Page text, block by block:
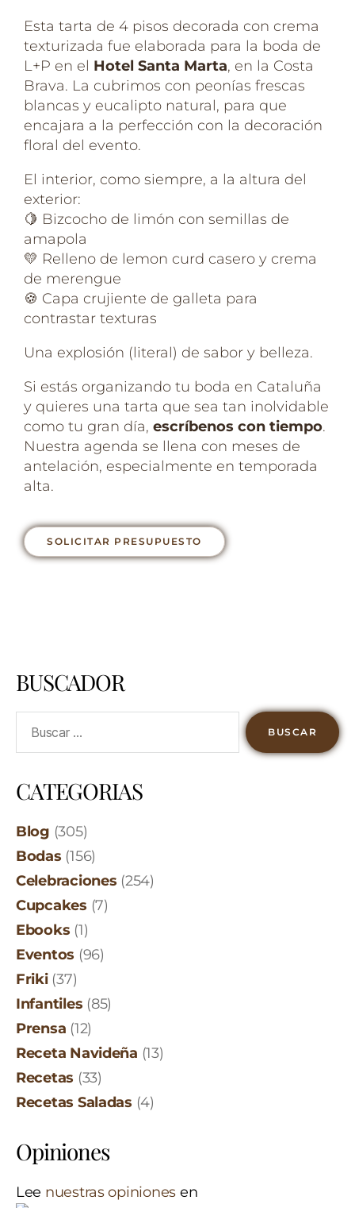
Esta tarta de 4 pisos decorada con crema
texturizada fue elaborada para la boda de
L+P en el Hotel Santa Marta, en la Costa
Brava. La cubrimos con peonías frescas
blancas y eucalipto natural, para que
encajara a la perfección con la decoración
floral del evento.
El interior, como siempre, a la altura del
exterior:
🍋 Bizcocho de limón con semillas de
amapola
💛 Relleno de lemon curd casero y crema
de merengue
🍪 Capa crujiente de galleta para
contrastar texturas
Una explosión (literal) de sabor y belleza.
Si estás organizando tu boda en Cataluña
y quieres una tarta que sea tan inolvidable
como tu gran día, escríbenos con tiempo.
Nuestra agenda se llena con meses de
antelación, especialmente en temporada
alta.
SOLICITAR PRESUPUESTO
BUSCADOR
CATEGORIAS
Blog (305)
Bodas (156)
Celebraciones (254)
Cupcakes (7)
Ebooks (1)
Eventos (96)
Friki(37)
Infantiles (85)
Prensa (12)
Receta Navideña (13)
Recetas (33)
Recetas Saladas (4)
Opiniones
Lee nuestras opiniones en